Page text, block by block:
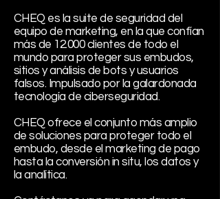
CHEQ es la suite de seguridad del
equipo de marketing, en la que confían
más de 12.000 clientes de todo el
mundo para proteger sus embudos,
sitios y análisis de bots y usuarios
falsos. Impulsado por la galardonada
tecnología de ciberseguridad.
CHEQ ofrece el conjunto más amplio
de soluciones para proteger todo el
embudo, desde el marketing de pago
hasta la conversión in situ, los datos y
la analítica.